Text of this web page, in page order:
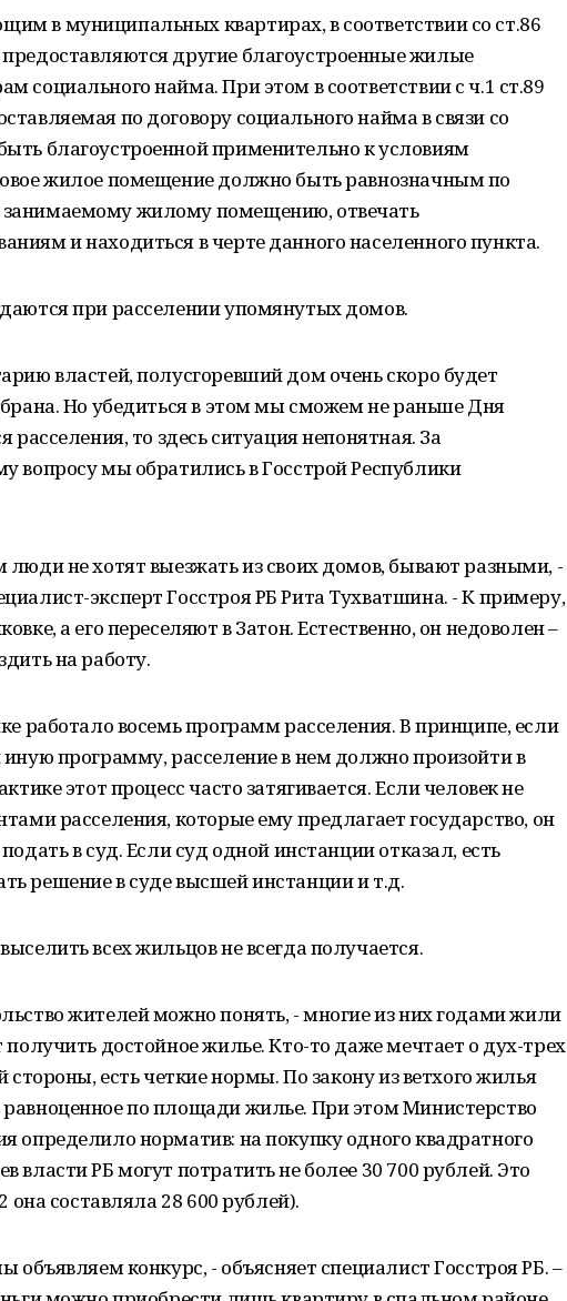
в муниципальных квартирах, в соответствии со ст.86
другие благоустроенные жилые
социального найма. При этом в соответствии с ч.1 ст.89
по договору социального найма в связи со
благоустроенной применительно к условиям
жилое помещение должно быть равнозначным по
жилому помещению, отвечать
и находиться в черте данного населенного пункта.
при расселении упомянутых домов.
властей, полусгоревший дом очень скоро будет
Но убедиться в этом мы сможем не раньше Дня
расселения, то здесь ситуация непонятная. За
вопросу мы обратились в Госстрой Республики
не хотят выезжать из своих домов, бывают разными, -
эксперт Госстроя РБ Рита Тухватшина. - К примеру,
а его переселяют в Затон. Естественно, он недоволен –
на работу.
работало восемь программ расселения. В принципе, если
программу, расселение в нем должно произойти в
этот процесс часто затягивается. Если человек не
расселения, которые ему предлагает государство, он
в суд. Если суд одной инстанции отказал, есть
решение в суде высшей инстанции и т.д.
всех жильцов не всегда получается.
жителей можно понять, - многие из них годами жили
получить достойное жилье. Кто-то даже мечтает о дух-трех
стороны, есть четкие нормы. По закону из ветхого жилья
по площади жилье. При этом Министерство
определило норматив: на покупку одного квадратного
власти РБ могут потратить не более 30 700 рублей. Это
она составляла 28 600 рублей).
объявляем конкурс, - объясняет специалист Госстроя РБ. –